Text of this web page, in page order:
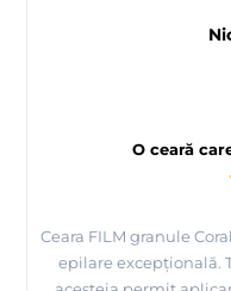
Prezentare
O ceară
Ceara FILM granule
epilare excepțională.